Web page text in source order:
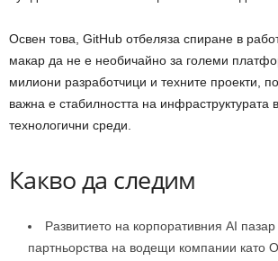
Освен това, GitHub отбеляза спиране в
макар да не е необичайно за големи
милиони разработчици и техните проекти,
важна е стабилността на инфраструктурата
технологични среди.
Какво да следим
Развитието на корпоративния AI
партньорства на водещи компании като